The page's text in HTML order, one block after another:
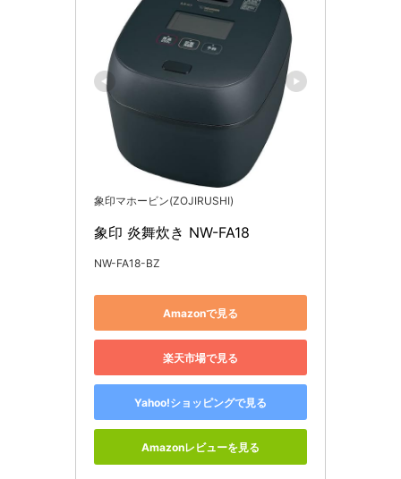
象印マホービン(ZOJIRUSHI)
象印 炎舞炊き NW-FA18
NW-FA18-BZ
Amazonで見る
楽天市場で見る
Yahoo!ショッピングで見る
Amazonレビューを見る